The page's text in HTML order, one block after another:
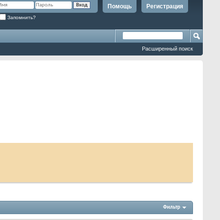
Регистрация
Помощь
Запомнить?
Расширенный поиск
Фильтр